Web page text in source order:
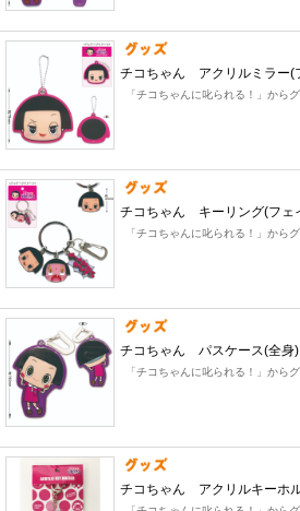
チコちゃん アクリルミラー(
「チコちゃんに叱られる！」から
チコちゃん キーリング(フェ
「チコちゃんに叱られる！」から
チコちゃん パスケース(全身)
「チコちゃんに叱られる！」から
チコちゃん アクリルキーホ